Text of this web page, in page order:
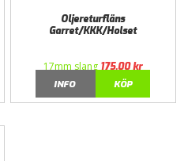
Oljereturfläns
Garret/KKK/Holset
17mm slang 175,00kr
INFO
KÖP